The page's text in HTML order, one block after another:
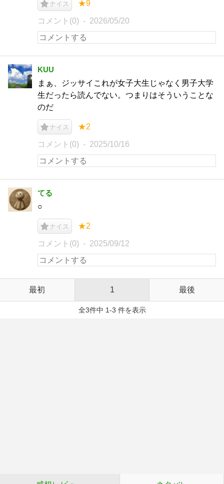
ナイス ★9
コメント(0) 2026/05/20
KUU
まぁ、ジッサイこれが女子大生じゃなく男子大学
生だったら読んでない。つまりはそういうことな
のだ
ナイス ★2
コメント(0) 2025/10/16
てる
○
ナイス ★2
コメント(0) 2025/09/12
最初 1 最後
全3件中 1-3 件を表示